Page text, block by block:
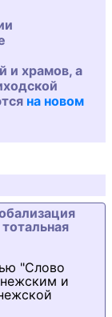
и храмов, а
на новом
"Слово
и